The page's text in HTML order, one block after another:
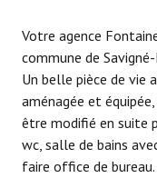
Votre agence
commune de
Un belle pièce de vie
aménagée et
être modifié en suite
wc, salle de bains
faire office de